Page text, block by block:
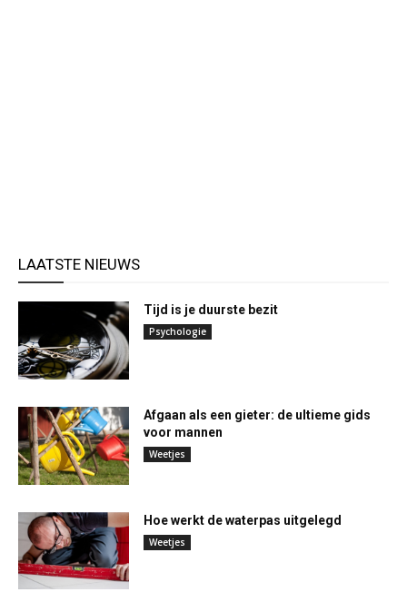
LAATSTE NIEUWS
Tijd is je duurste bezit
Psychologie
Afgaan als een gieter: de ultieme gids
voor mannen
Weetjes
Hoe werkt de waterpas uitgelegd
Weetjes